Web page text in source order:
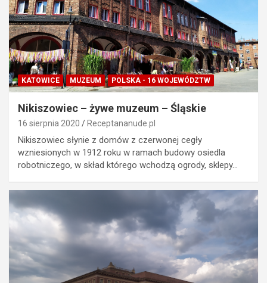
KATOWICE MUZEUM POLSKA - 16 WOJEWÓDZTW
Nikiszowiec – żywe muzeum – Śląskie
16 sierpnia 2020 Receptananude.pl
Nikiszowiec słynie z domów z czerwonej cegły
wzniesionych w 1912 roku w ramach budowy osiedla
robotniczego, w skład którego wchodzą ogrody, sklepy…